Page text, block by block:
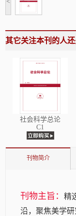
其它关注本刊的人
社会科学总论
C1
刊物简介
刊物主旨： 精
沿，聚焦美学